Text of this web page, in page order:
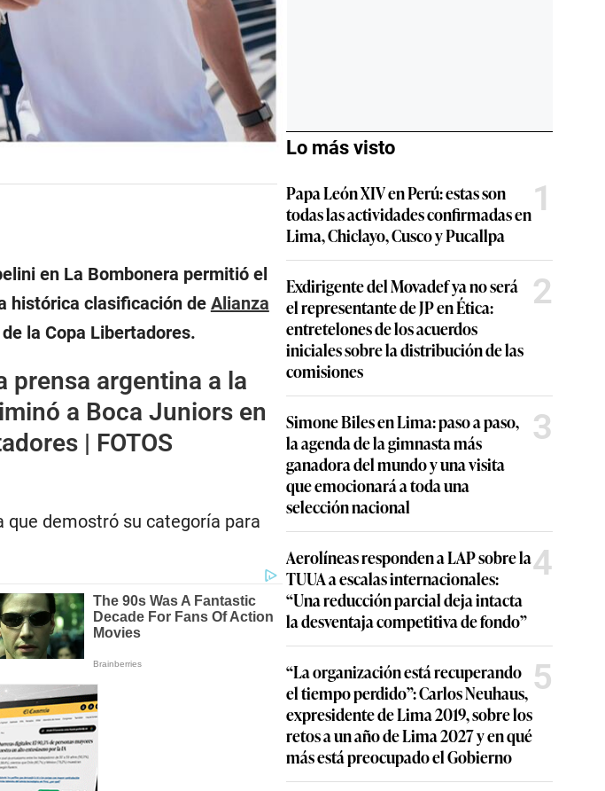
en La Bombonera permitió el
histórica clasificación de Alianza
la Copa Libertadores.
prensa argentina a la
a Boca Juniors en
| FOTOS
que demostró su categoría para
Lo más visto
Papa León XIV en Perú: estas son
todas las actividades confirmadas en
Lima, Chiclayo, Cusco y Pucallpa
1
Exdirigente del Movadef ya no será
el representante de JP en Ética:
entretelones de los acuerdos
iniciales sobre la distribución de las
comisiones
2
Simone Biles en Lima: paso a paso,
la agenda de la gimnasta más
ganadora del mundo y una visita
que emocionará a toda una
selección nacional
3
Aerolíneas responden a LAP sobre la
TUUA a escalas internacionales:
“Una reducción parcial deja intacta
la desventaja competitiva de fondo”
4
“La organización está recuperando
el tiempo perdido”: Carlos Neuhaus,
expresidente de Lima 2019, sobre los
retos a un año de Lima 2027 y en qué
más está preocupado el Gobierno
5